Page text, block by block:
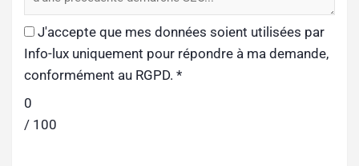
J'accepte que mes données soient utilisées par
Info-lux uniquement pour répondre à ma demande,
conformément au RGPD. *
0
/ 100